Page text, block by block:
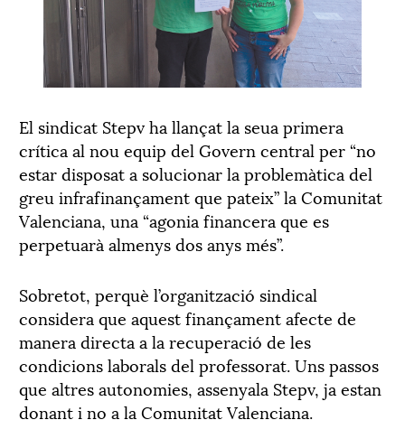
El sindicat Stepv ha llançat la seua primera
crítica al nou equip del Govern central per “no
estar disposat a solucionar la problemàtica del
greu infrafinançament que pateix” la Comunitat
Valenciana, una “agonia financera que es
perpetuarà almenys dos anys més”.
Sobretot, perquè l’organització sindical
considera que aquest finançament afecte de
manera directa a la recuperació de les
condicions laborals del professorat. Uns passos
que altres autonomies, assenyala Stepv, ja estan
donant i no a la Comunitat Valenciana.